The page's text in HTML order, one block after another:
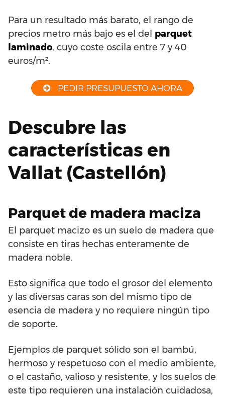
Para un resultado más barato, el rango de
precios metro más bajo es el del parquet
laminado, cuyo coste oscila entre 7 y 40
euros/m².
PEDIR PRESUPUESTO AHORA
Descubre las
características en
Vallat (Castellón)
Parquet de madera maciza
El parquet macizo es un suelo de madera que
consiste en tiras hechas enteramente de
madera noble.
Esto significa que todo el grosor del elemento
y las diversas caras son del mismo tipo de
esencia de madera y no requiere ningún tipo
de soporte.
Ejemplos de parquet sólido son el bambú,
hermoso y respetuoso con el medio ambiente,
o el castaño, valioso y resistente, y los suelos de
este tipo requieren una instalación cuidadosa,